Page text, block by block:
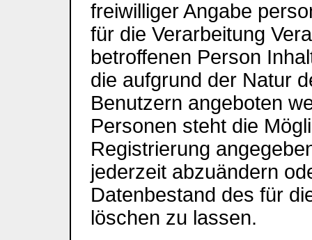
freiwilliger Angabe
für die Verarbeitung
betroffenen Person
die aufgrund der Natur
Benutzern angeboten
Personen steht die
Registrierung
jederzeit abzuändern
Datenbestand des für
löschen zu lassen.